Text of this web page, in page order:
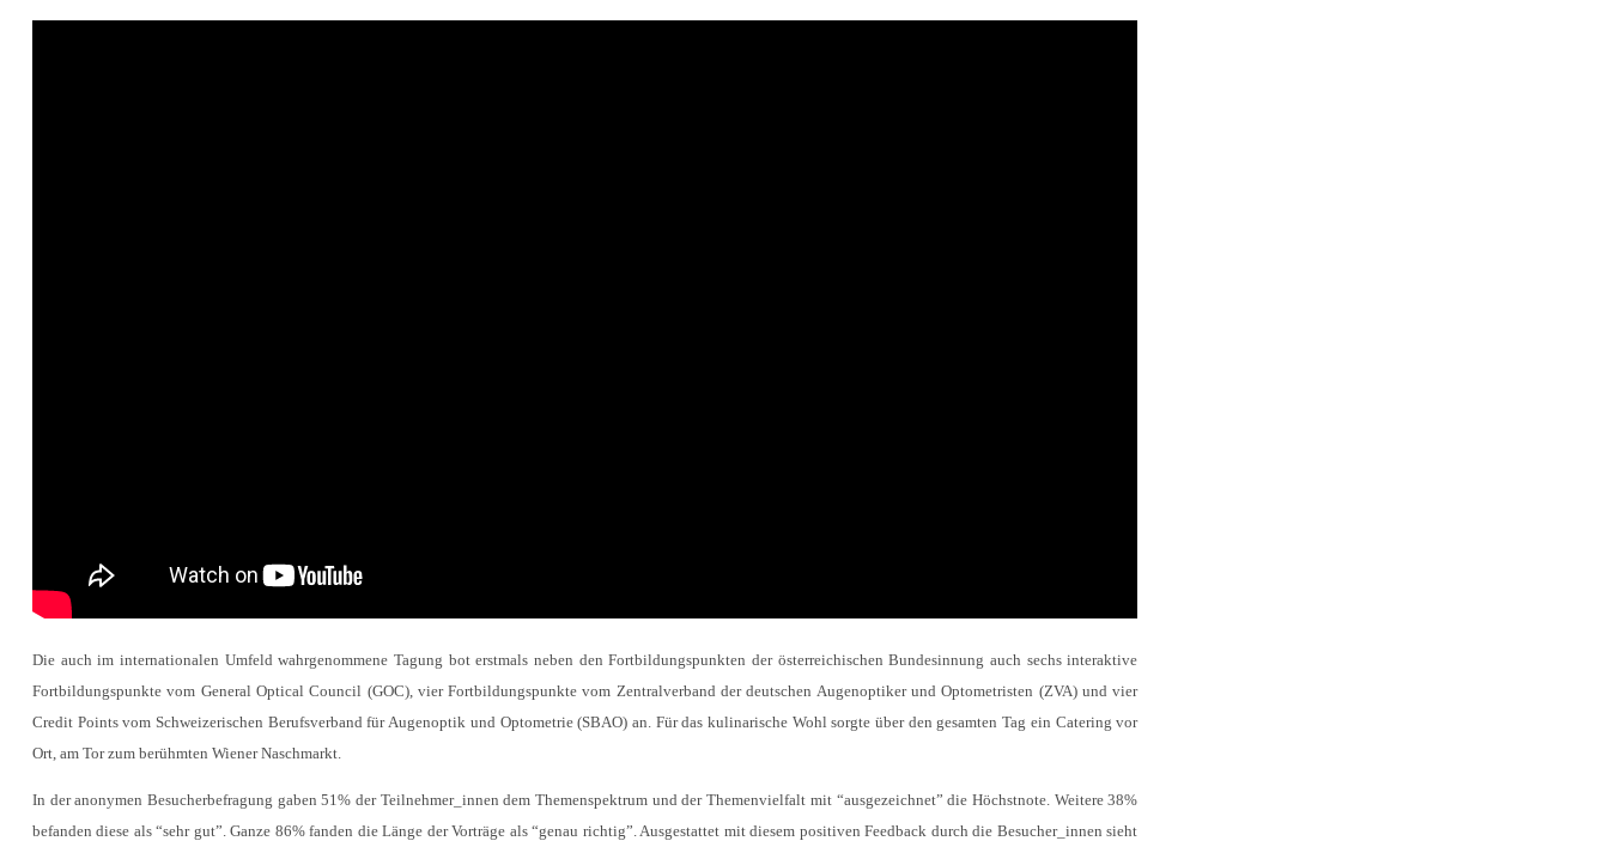
Die auch im internationalen Umfeld wahrgenommene Tagung bot erstmals neben den Fortbildungspunkten der österreichischen Bundesinnung auch sechs interaktive
Fortbildungspunkte vom General Optical Council (GOC), vier Fortbildungspunkte vom Zentralverband der deutschen Augenoptiker und Optometristen (ZVA) und vier
Credit Points vom Schweizerischen Berufsverband für Augenoptik und Optometrie (SBAO) an. Für das kulinarische Wohl sorgte über den gesamten Tag ein Catering vor
Ort, am Tor zum berühmten Wiener Naschmarkt.
In der anonymen Besucherbefragung gaben 51% der Teilnehmer_innen dem Themenspektrum und der Themenvielfalt mit “ausgezeichnet” die Höchstnote. Weitere 38%
befanden diese als “sehr gut”. Ganze 86% fanden die Länge der Vorträge als “genau richtig”. Ausgestattet mit diesem positiven Feedback durch die Besucher_innen sieht